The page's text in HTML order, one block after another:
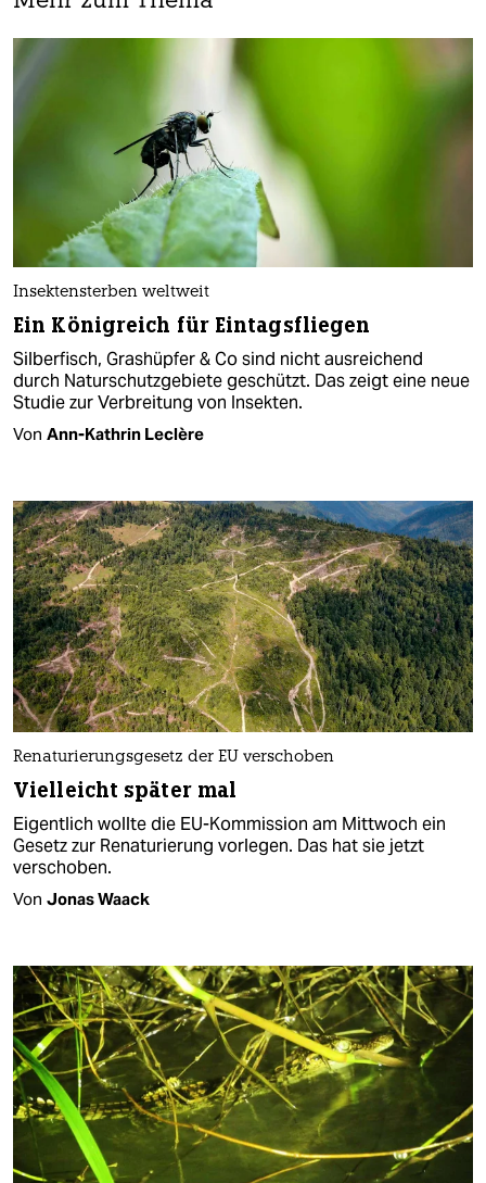
Insektensterben weltweit
Ein Königreich für Eintagsfliegen
Silberfisch, Grashüpfer & Co sind nicht ausreichend
durch Naturschutzgebiete geschützt. Das zeigt eine neue
Studie zur Verbreitung von Insekten.
Von Ann-Kathrin Leclère
Renaturierungsgesetz der EU verschoben
Vielleicht später mal
Eigentlich wollte die EU-Kommission am Mittwoch ein
Gesetz zur Renaturierung vorlegen. Das hat sie jetzt
verschoben.
Von Jonas Waack